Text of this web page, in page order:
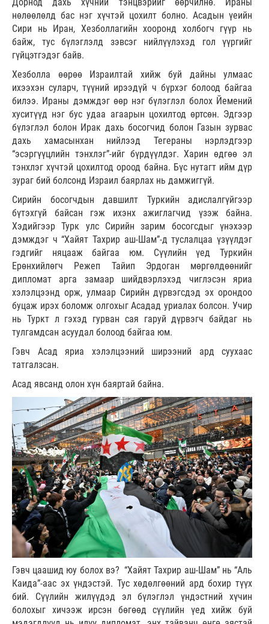
нөлөөлөлд бас нэг хүчтэй цохилт болно. Асадын үеийн
Сири нь Иран, Хезболлагийн хооронд холбогч гүүр нь
байж, тус бүлэглэлд зэвсэг нийлүүлэхэд гол үүргийг
гүйцэтгэдэг байв.
Хезболла өөрөө Израилтай хийж буй дайны улмаас
ихээхэн суларч, түүний ирээдүй ч бүрхэг болоод байгаа
билээ. Ираны дэмждэг өөр нэг бүлэглэл болох Йемений
хуситүүд нэг бус удаа агаарын цохилтод өртсөн. Эдгээр
бүлэглэл болон Ирак дахь босогчид болон Газын зурвас
дахь хамасынхан нийлээд Тегераны нэрлэдгээр
“эсэргүүцлийн тэнхлэг”-ийг бүрдүүлдэг. Харин өдгөө эл
тэнхлэг хүчтэй цохилтод ороод байна. Бүс нутагт ийм дүр
зураг бий болсонд Израил баярлах нь дамжиггүй.
Сирийн босогчдын давшилт Туркийн адислалгүйгээр
бүтэхгүй байсан гэж ихэнх ажиглагчид үзэж байна.
Хэдийгээр Турк улс Сирийн зарим босогсдыг үнэхээр
дэмждэг ч “Хайят Тахрир аш-Шам”-д туслалцаа үзүүлдэг
гэдгийг няцааж байгаа юм. Сүүлийн үед Туркийн
Ерөнхийлөгч Режеп Тайип Эрдоган мөргөлдөөнийг
дипломат арга замаар шийдвэрлэхэд чиглэсэн яриа
хэлэлцээнд орж, улмаар Сирийн дүрвэгсдэд эх орондоо
буцаж ирэх боломж олгохыг Асадад уриалах болсон. Учир
нь Туркт л гэхэд гурван сая гаруй дүрвэгч байдаг нь
тулгамдсан асуудал болоод байгаа юм.
Гэвч Асад яриа хэлэлцээний ширээний ард суухаас
татгалзсан.
Асад явсанд олон хүн баяртай байна.
Гэвч цаашид юу болох вэ? “Хайят Тахрир аш-Шам” нь “Аль
Каида”-аас эх үндэстэй. Тус хөдөлгөөний ард бохир түүх
бий. Сүүлийн жилүүдэд эл бүлэглэл үндэстний хүчин
болохыг хичээж ирсэн бөгөөд сүүлийн үед хийж буй